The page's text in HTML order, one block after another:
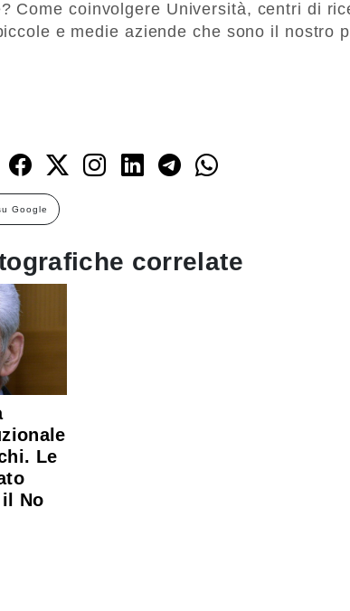
Come coinvolgere Università, centri di
e medie aziende che sono il nostro
Google
correlate
Le
No